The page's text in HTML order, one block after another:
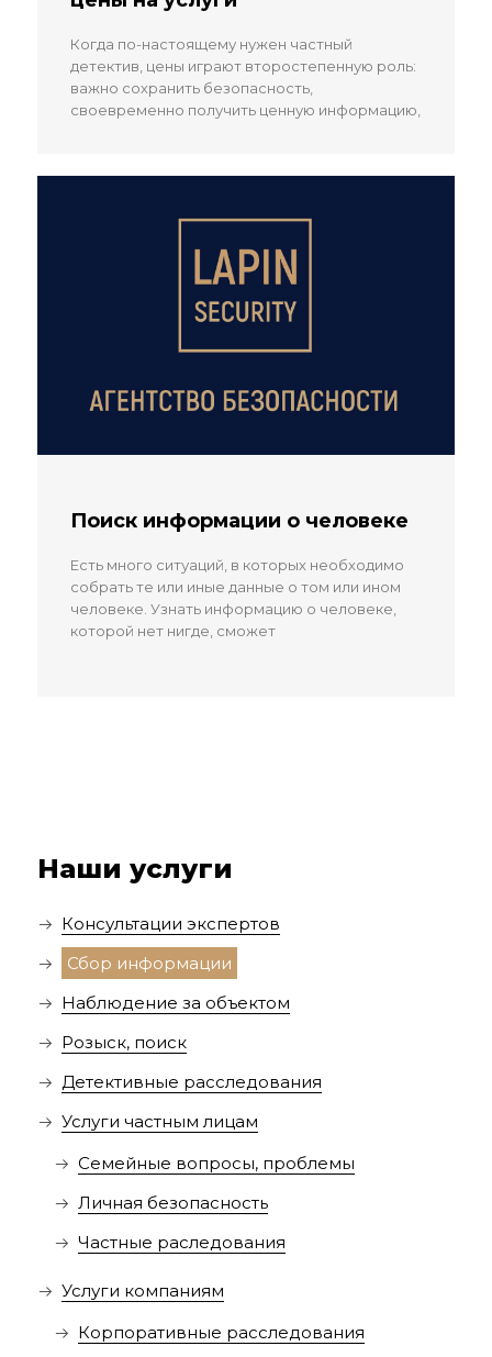
Когда по-настоящему нужен частный
детектив, цены играют второстепенную роль:
важно сохранить безопасность,
своевременно получить ценную информацию,
Поиск информации о человеке
Есть много ситуаций, в которых необходимо
собрать те или иные данные о том или ином
человеке. Узнать информацию о человеке,
которой нет нигде, сможет
Наши услуги
Консультации экспертов
Сбор информации
Наблюдение за объектом
Розыск, поиск
Детективные расследования
Услуги частным лицам
Семейные вопросы, проблемы
Личная безопасность
Частные раследования
Услуги компаниям
Корпоративные расследования